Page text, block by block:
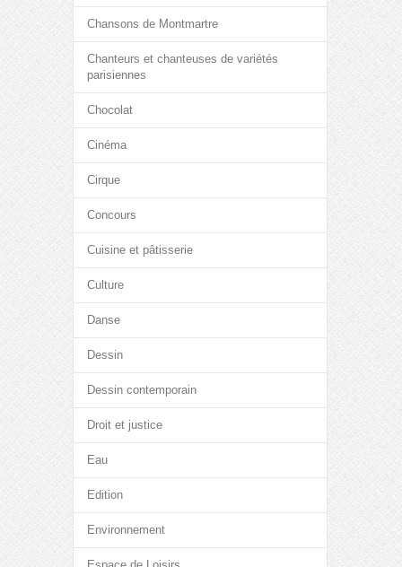
Chansons de Montmartre
Chanteurs et chanteuses de variétés
parisiennes
Chocolat
Cinéma
Cirque
Concours
Cuisine et pâtisserie
Culture
Danse
Dessin
Dessin contemporain
Droit et justice
Eau
Edition
Environnement